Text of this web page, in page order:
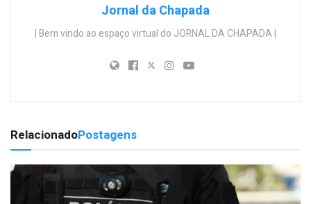
Jornal da Chapada
| Bem vindo ao espaço virtual do JORNAL DA CHAPADA |
RelacionadoPostagens